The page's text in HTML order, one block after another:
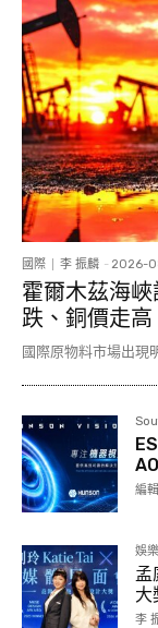
國際 李 振麟 - 2026-
霍爾木茲海
跌、銅價走高
國際原物料市場出現
編
娛樂
孟
大
李